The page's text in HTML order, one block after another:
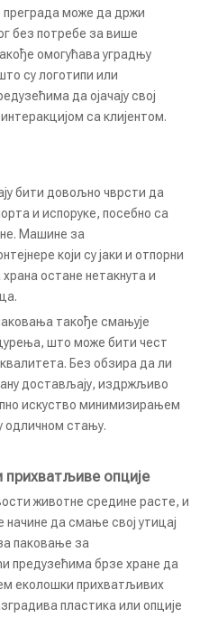
може да држи
без потребе за више
омогућава уградњу
су логотипи или
да ојачају свој
са клијентом.
бити довољно чврсти да
и испоруке, посебно са
Машине за
који су јаки и отпорни
остане нетакнута и
такође смањује
што може бити чест
Без обзира да ли
достављају, издржљиво
искуство минимизирањем
одличном стању.
опције
животне средине расте, и
да смање свој утицај
паковање за
предузећима брзе хране да
еколошки прихватљивих
пластика или опције